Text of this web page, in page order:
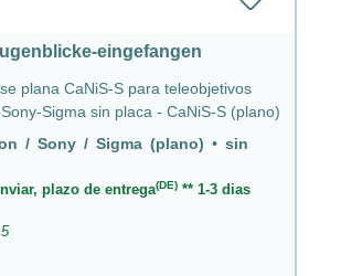
eingefangen
plana CaNiS-S para teleobjetivos
Sigma sin placa - CaNiS-S (plano)
/ Sony / Sigma (plano) • sin
plazo de entrega(DE)** 1-3 dias